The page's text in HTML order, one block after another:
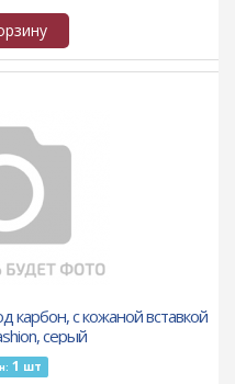
карбон, с кожаной вставкой
серый
1 шт